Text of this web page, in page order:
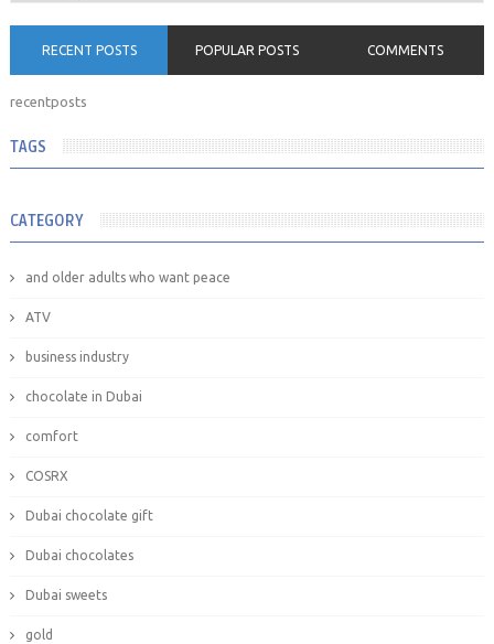
RECENT POSTS POPULAR POSTS COMMENTS
recentposts
TAGS
CATEGORY
and older adults who want peace
ATV
business industry
chocolate in Dubai
comfort
COSRX
Dubai chocolate gift
Dubai chocolates
Dubai sweets
gold